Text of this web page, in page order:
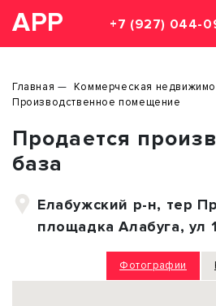
АРР +7 (927) 044-
Главная Коммерческая
Производственное помещение
Продается
база
Елабужский р-н, тер
площадка Алабуга, ул
Фотографии